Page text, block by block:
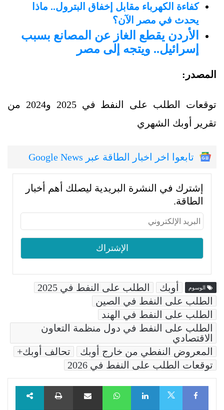
كفاءة الكهرباء مقابل إخفاق البترول.. ماذا
يحدث في مصر الآن؟
الأردن يقطع الغاز عن المصانع بسبب
إسرائيل.. ويتجه إلى مصر
المصدر:
توقعات الطلب على النفط في 2025 و2024 من
تقرير أوبك الشهري
تابعوا اخر اخبار الطاقة عبر Google News
إشترك في النشرة البريدية ليصلك أهم أخبار
الطاقة.
الوسوم أوبك
الطلب على النفط في 2025
الطلب على النفط في الصين
الطلب على النفط في الهند
الطلب على النفط في دول منظمة التعاون
الاقتصادي
المعروض النفطي من خارج أوبك
تحالف أوبك+
توقعات الطلب على النفط في 2026
Facebook
LinkedIn
WhatsAppمشاركة عبر البريد طباعة